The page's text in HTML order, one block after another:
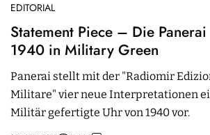
EDITORIAL
Statement Piece – Die
1940 in Military Green
Panerai stellt mit der "Radiomir
Militare" vier neue Interpretationen
Militär gefertigte Uhr von 1940 vor.